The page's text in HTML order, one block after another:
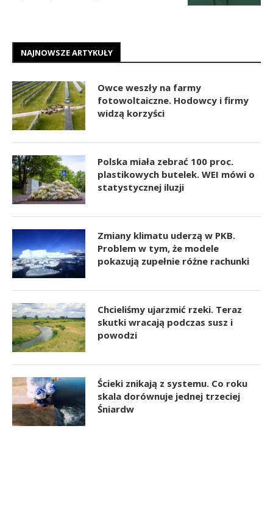
NAJNOWSZE ARTYKUŁY
Owce weszły na farmy
fotowoltaiczne. Hodowcy i firmy
widzą korzyści
Polska miała zebrać 100 proc.
plastikowych butelek. WEI mówi o
statystycznej iluzji
Zmiany klimatu uderzą w PKB.
Problem w tym, że modele
pokazują zupełnie różne rachunki
Chcieliśmy ujarzmić rzeki. Teraz
skutki wracają podczas susz i
powodzi
Ścieki znikają z systemu. Co roku
skala dorównuje jednej trzeciej
Śniardw